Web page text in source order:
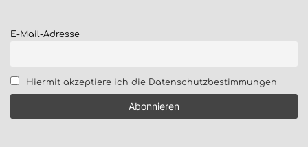
E-Mail-Adresse
Hiermit akzeptiere ich die Datenschutzbestimmungen